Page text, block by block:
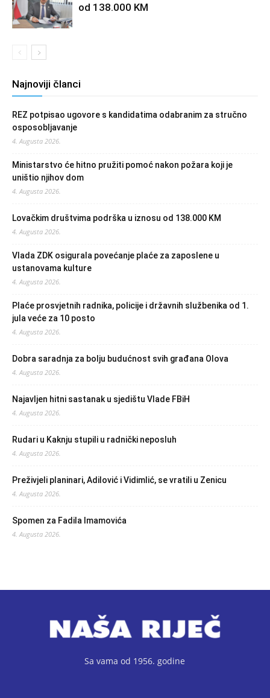
od 138.000 KM
Najnoviji članci
REZ potpisao ugovore s kandidatima odabranim za stručno
osposobljavanje
4. Augusta 2026.
Ministarstvo će hitno pružiti pomoć nakon požara koji je
uništio njihov dom
4. Augusta 2026.
Lovačkim društvima podrška u iznosu od 138.000 KM
4. Augusta 2026.
Vlada ZDK osigurala povećanje plaće za zaposlene u
ustanovama kulture
4. Augusta 2026.
Plaće prosvjetnih radnika, policije i državnih službenika od 1.
jula veće za 10 posto
4. Augusta 2026.
Dobra saradnja za bolju budućnost svih građana Olova
4. Augusta 2026.
Najavljen hitni sastanak u sjedištu Vlade FBiH
4. Augusta 2026.
Rudari u Kaknju stupili u radnički neposluh
4. Augusta 2026.
Preživjeli planinari, Adilović i Vidimlić, se vratili u Zenicu
4. Augusta 2026.
Spomen za Fadila Imamovića
4. Augusta 2026.
Sa vama od 1956. godine